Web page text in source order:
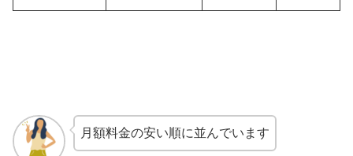
月額料金の安い順に並んでいます